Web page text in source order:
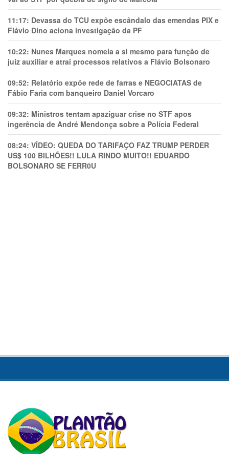
11:17: Devassa do TCU expõe escândalo das emendas PIX e
Flávio Dino aciona investigação da PF
10:22: Nunes Marques nomeia a si mesmo para função de
juiz auxiliar e atrai processos relativos a Flávio Bolsonaro
09:52: Relatório expõe rede de farras e NEGOCIATAS de
Fábio Faria com banqueiro Daniel Vorcaro
09:32: Ministros tentam apaziguar crise no STF apos
ingerência de André Mendonça sobre a Polícia Federal
08:24: VÍDEO: QUEDA DO TARIFAÇO FAZ TRUMP PERDER
US$ 100 BILHÕES!! LULA RINDO MUITO!! EDUARDO
BOLSONARO SE FERR0U